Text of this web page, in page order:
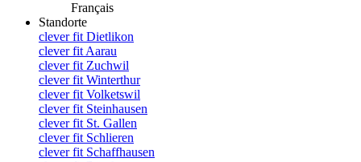
Français
Standorte
clever fit Dietlikon
clever fit Aarau
clever fit Zuchwil
clever fit Winterthur
clever fit Volketswil
clever fit Steinhausen
clever fit St. Gallen
clever fit Schlieren
clever fit Schaffhausen